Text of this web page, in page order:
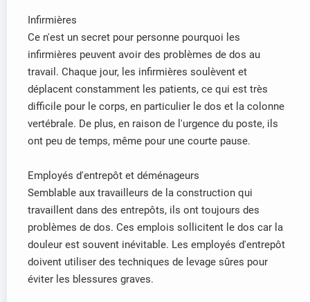
Infirmières
Ce n'est un secret pour personne pourquoi les
infirmières peuvent avoir des problèmes de dos au
travail. Chaque jour, les infirmières soulèvent et
déplacent constamment les patients, ce qui est très
difficile pour le corps, en particulier le dos et la colonne
vertébrale. De plus, en raison de l'urgence du poste, ils
ont peu de temps, même pour une courte pause.
Employés d'entrepôt et déménageurs
Semblable aux travailleurs de la construction qui
travaillent dans des entrepôts, ils ont toujours des
problèmes de dos. Ces emplois sollicitent le dos car la
douleur est souvent inévitable. Les employés d'entrepôt
doivent utiliser des techniques de levage sûres pour
éviter les blessures graves.